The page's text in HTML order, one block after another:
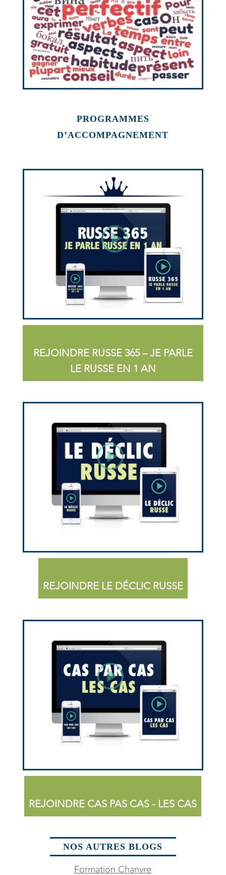
PROGRAMMES
D’ACCOMPAGNEMENT
REJOINDRE RUSSE 365 – JE PARLE
LE RUSSE EN 1 AN
REJOINDRE LE DÉCLIC RUSSE
REJOINDRE CAS PAS CAS - LES CAS
NOS AUTRES BLOGS
Formation Chanvre